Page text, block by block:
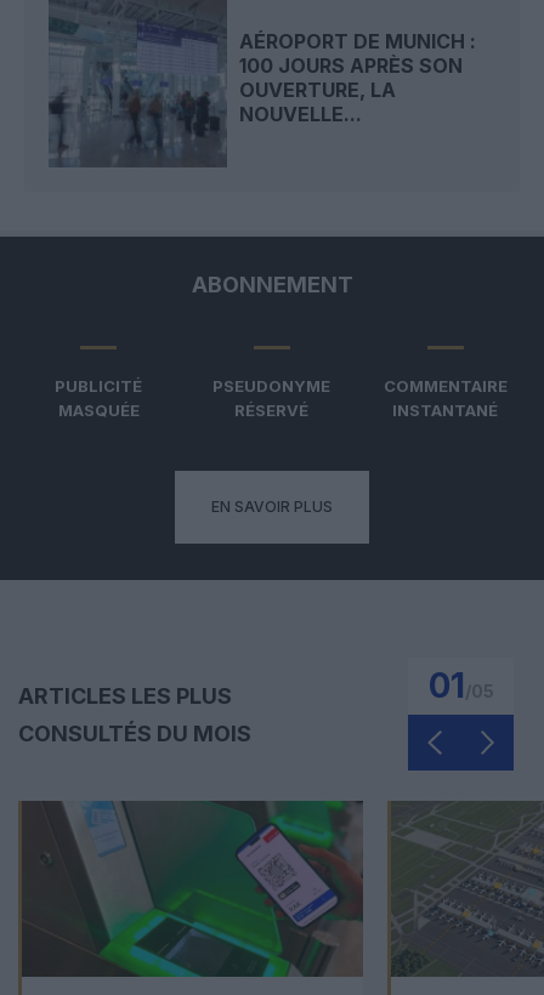
AÉROPORT DE MUNICH :
100 JOURS APRÈS SON
OUVERTURE, LA
NOUVELLE...
ABONNEMENT
PUBLICITÉ
MASQUÉE
PSEUDONYME
RÉSERVÉ
COMMENTAIRE
INSTANTANÉ
EN SAVOIR PLUS
ARTICLES LES PLUS
CONSULTÉS DU MOIS
01